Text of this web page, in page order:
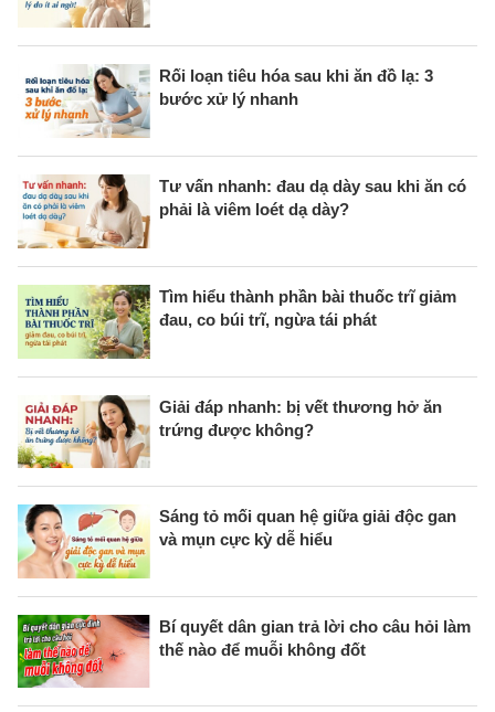
Rối loạn tiêu hóa sau khi ăn đồ lạ: 3
bước xử lý nhanh
Tư vấn nhanh: đau dạ dày sau khi ăn có
phải là viêm loét dạ dày?
Tìm hiểu thành phần bài thuốc trĩ giảm
đau, co búi trĩ, ngừa tái phát
Giải đáp nhanh: bị vết thương hở ăn
trứng được không?
Sáng tỏ mối quan hệ giữa giải độc gan
và mụn cực kỳ dễ hiểu
Bí quyết dân gian trả lời cho câu hỏi làm
thế nào để muỗi không đốt